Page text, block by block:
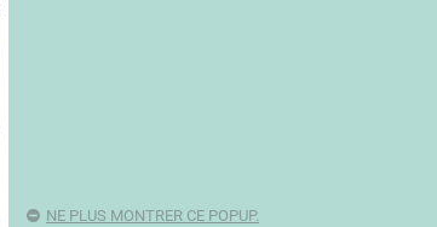
NE PLUS MONTRER CE POPUP.